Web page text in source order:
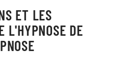
ET LES
L'HYPNOSE DE